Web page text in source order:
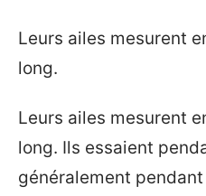
Leurs ailes mesurent
long.
Leurs ailes mesurent
long. Ils essaient
généralement